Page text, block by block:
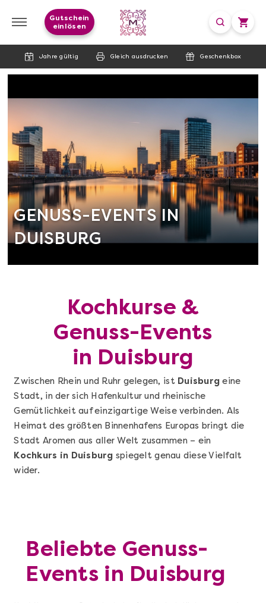
Jahre gültig Gleich ausdrucken Geschenkbox
Gutschein
einlösen
GENUSS-EVENTS IN
DUISBURG
Kochkurse &
Genuss-Events
in Duisburg
Zwischen Rhein und Ruhr gelegen, ist Duisburg eine
Stadt, in der sich Hafenkultur und rheinische
Gemütlichkeit auf einzigartige Weise verbinden. Als
Heimat des größten Binnenhafens Europas bringt die
Stadt Aromen aus aller Welt zusammen – ein
Kochkurs in Duisburg spiegelt genau diese Vielfalt
wider.
Beliebte Genuss-
Events in Duisburg